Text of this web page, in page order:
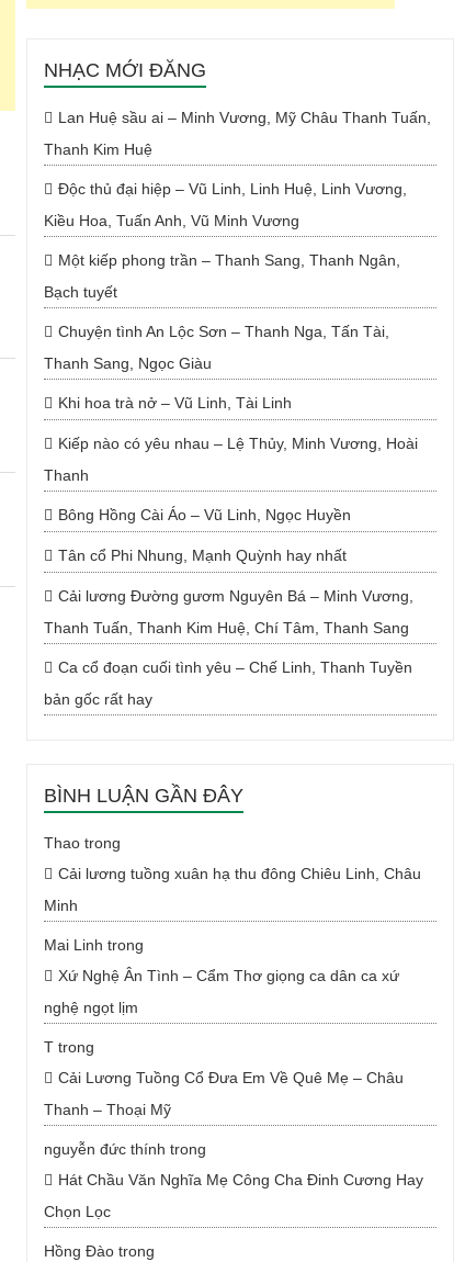
NHẠC MỚI ĐĂNG
Lan Huệ sầu ai – Minh Vương, Mỹ Châu Thanh Tuấn,
Thanh Kim Huệ
Độc thủ đại hiệp – Vũ Linh, Linh Huệ, Linh Vương,
Kiều Hoa, Tuấn Anh, Vũ Minh Vương
Một kiếp phong trần – Thanh Sang, Thanh Ngân,
Bạch tuyết
Chuyện tình An Lộc Sơn – Thanh Nga, Tấn Tài,
Thanh Sang, Ngọc Giàu
Khi hoa trà nở – Vũ Linh, Tài Linh
Kiếp nào có yêu nhau – Lệ Thủy, Minh Vương, Hoài
Thanh
Bông Hồng Cài Áo – Vũ Linh, Ngọc Huyền
Tân cổ Phi Nhung, Mạnh Quỳnh hay nhất
Cải lương Đường gươm Nguyên Bá – Minh Vương,
Thanh Tuấn, Thanh Kim Huệ, Chí Tâm, Thanh Sang
Ca cổ đoạn cuối tình yêu – Chế Linh, Thanh Tuyền
bản gốc rất hay
BÌNH LUẬN GẦN ĐÂY
Thaotrong
Cải lương tuồng xuân hạ thu đông Chiêu Linh, Châu
Minh
Mai Linh trong
Xứ Nghệ Ân Tình – Cẩm Thơ giọng ca dân ca xứ
nghệ ngọt lịm
Ttrong
Cải Lương Tuồng Cổ Đưa Em Về Quê Mẹ – Châu
Thanh – Thoại Mỹ
nguyễn đức thính trong
Hát Chầu Văn Nghĩa Mẹ Công Cha Đinh Cương Hay
Chọn Lọc
Hồng Đàotrong